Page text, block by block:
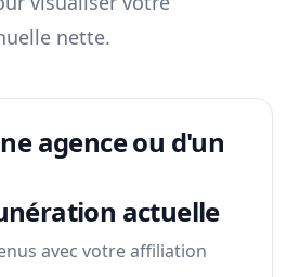
nette.
agence ou d'un
actuelle
avec votre affiliation